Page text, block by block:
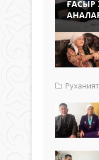
ҒАСЫР
Руханият